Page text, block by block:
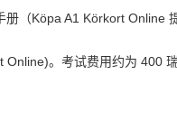
（Köpa A1 Körkort Online
。考试费用约为 400 瑞